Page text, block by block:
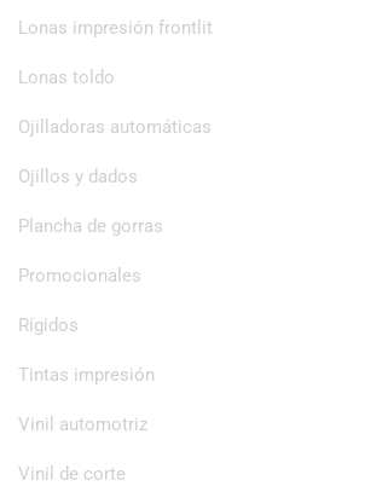
Lonas impresión frontlit
Lonas toldo
Ojilladoras automáticas
Ojillos y dados
Plancha de gorras
Promocionales
Rígidos
Tintas impresión
Vinil automotriz
Vinil de corte